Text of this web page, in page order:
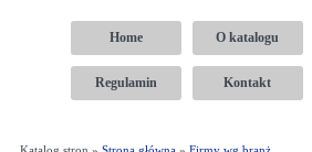
Home O katalogu
Regulamin Kontakt